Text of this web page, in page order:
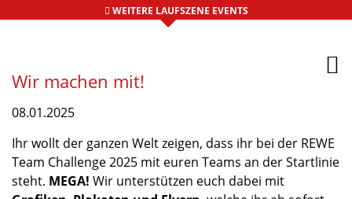
WEITERE LAUFSZENE EVENTS
Wir machen mit!
08.01.2025
Ihr wollt der ganzen Welt zeigen, dass ihr bei der REWE
Team Challenge 2025 mit euren Teams an der Startlinie
steht. MEGA! Wir unterstützen euch dabei mit